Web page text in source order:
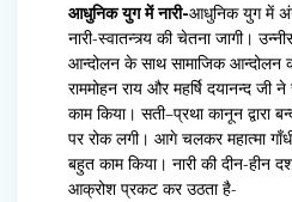
आधुनिक युग में नारी-आधुनिक युग में
नारी-स्वातन्त्र्य की चेतना जागी।
आन्दोलन के साथ सामाजिक आन्दोलन
राममोहन राय और महर्षि दयानन्द जी
काम किया। सती–प्रथा कानून द्वारा
पर रोक लगी। आगे चलकर महात्मा
बहुत काम किया। नारी की दीन-हीन
आक्रोश प्रकट कर उठता है-